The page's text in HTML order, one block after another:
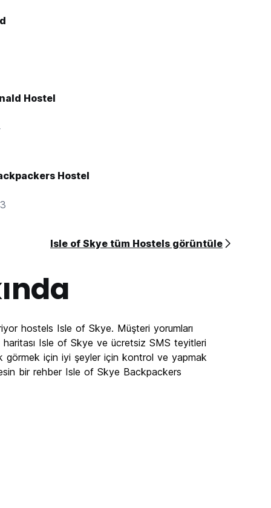
Hostel
Hostel
Isle of Skye tüm Hostels görüntüle
hostels Isle of Skye. Müşteri yorumları
Isle of Skye ve ücretsiz SMS teyitleri
görmek için iyi şeyler için kontrol ve yapmak
bir rehber Isle of Skye Backpackers